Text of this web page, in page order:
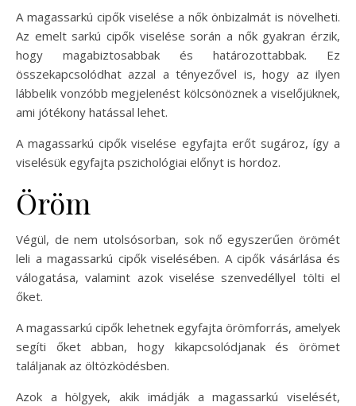
A magassarkú cipők viselése a nők önbizalmát is növelheti.
Az emelt sarkú cipők viselése során a nők gyakran érzik,
hogy magabiztosabbak és határozottabbak. Ez
összekapcsolódhat azzal a tényezővel is, hogy az ilyen
lábbelik vonzóbb megjelenést kölcsönöznek a viselőjüknek,
ami jótékony hatással lehet.
A magassarkú cipők viselése egyfajta erőt sugároz, így a
viselésük egyfajta pszichológiai előnyt is hordoz.
Öröm
Végül, de nem utolsósorban, sok nő egyszerűen örömét
leli a magassarkú cipők viselésében. A cipők vásárlása és
válogatása, valamint azok viselése szenvedéllyel tölti el
őket.
A magassarkú cipők lehetnek egyfajta örömforrás, amelyek
segíti őket abban, hogy kikapcsolódjanak és örömet
találjanak az öltözködésben.
Azok a hölgyek, akik imádják a magassarkú viselését,